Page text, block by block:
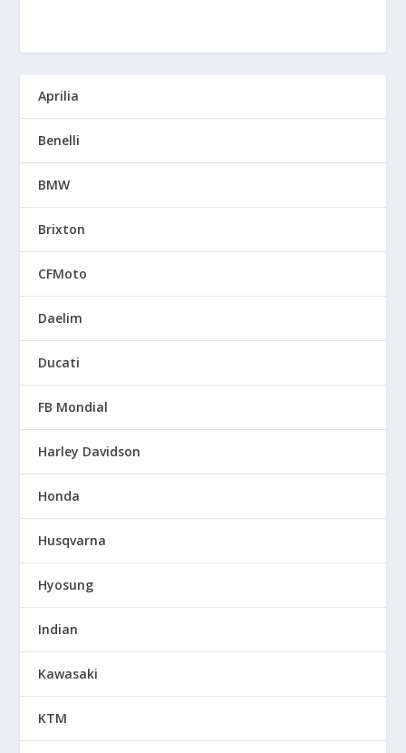
Aprilia
Benelli
BMW
Brixton
CFMoto
Daelim
Ducati
FB Mondial
Harley Davidson
Honda
Husqvarna
Hyosung
Indian
Kawasaki
KTM